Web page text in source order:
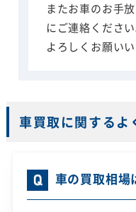
またお車のお手
にご連絡くださ
よろしくお願いい
車買取に関するよ
車の買取相場